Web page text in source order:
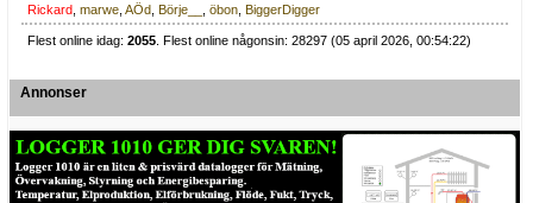
Rickard,marwe,AÖd, Börje__ ,öbon, BiggerDigger
Flest online idag:2055 . Flest online någonsin: 28297 (05 april 2026, 00:54:22)
Annonser